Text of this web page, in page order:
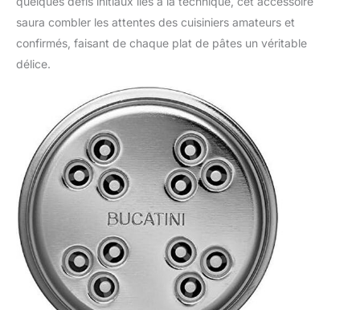
saura combler les attentes des cuisiniers amateurs et
confirmés, faisant de chaque plat de pâtes un véritable
délice.